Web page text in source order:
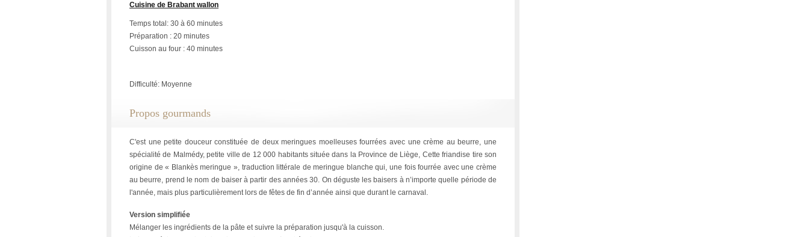
Cuisine de Brabant wallon
Temps total: 30 à 60 minutes
Préparation : 20 minutes
Cuisson au four : 40 minutes
Difficulté: Moyenne
Propos gourmands
C'est une petite douceur constituée de deux meringues moelleuses fourrées avec une crème au beurre, une
spécialité de Malmédy, petite ville de 12 000 habitants située dans la Province de Liège, Cette friandise tire son
origine de « Blankès meringue », traduction littérale de meringue blanche qui, une fois fourrée avec une crème
au beurre, prend le nom de baiser à partir des années 30. On déguste les baisers à n’importe quelle période de
l'année, mais plus particulièrement lors de fêtes de fin d’année ainsi que durant le carnaval.
Version simplifiée
Mélanger les ingrédients de la pâte et suivre la préparation jusqu'à la cuisson.